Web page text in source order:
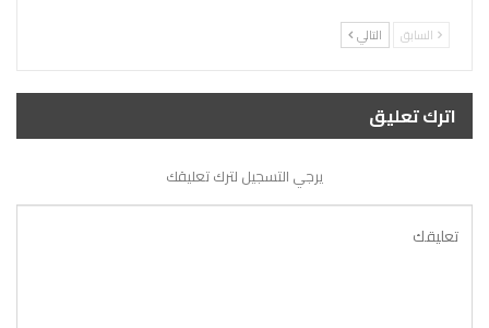
السابق التالي
اترك تعليق
يرجي التسجيل لترك تعليقك